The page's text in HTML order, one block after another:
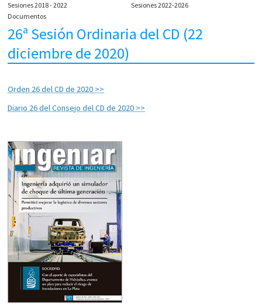
Sesiones 2018 - 2022
Sesiones 2022-2026
Documentos
26ª Sesión Ordinaria del CD (22
diciembre de 2020)
Orden 26 del CD de 2020 >>
Diario 26 del Consejo del CD de 2020 >>